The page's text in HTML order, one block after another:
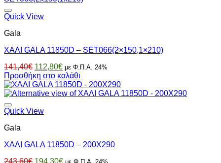
Quick View
Gala
ΧΑΛΙ GALA 11850D – SET066(2×150,1×210)
141,40€ Original
price
was:
141,40€.
112,80€Η
τρέχουσα
τιμή
είναι:
με Φ.Π.Α. 24%
Προσθήκη στο καλάθι
Quick View
Gala
ΧΑΛΙ GALA 11850D – 200X290
243,60€ Original
194,30€Η